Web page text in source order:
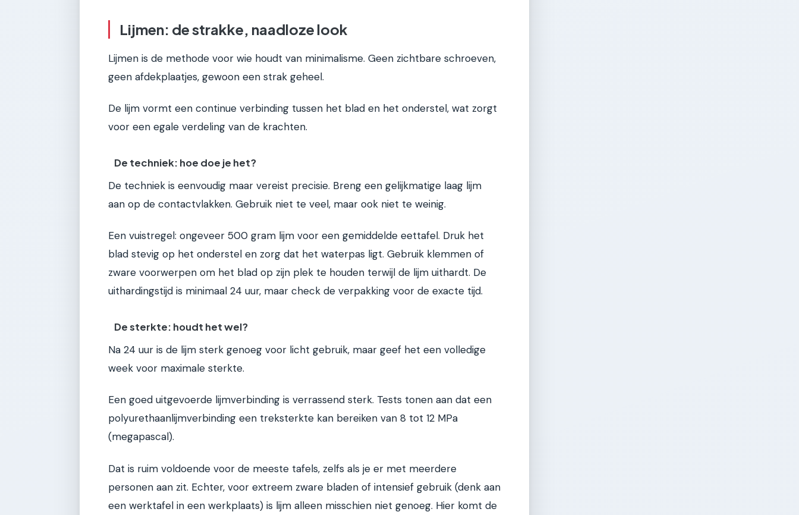
Lijmen: de strakke, naadloze look
Lijmen is de methode voor wie houdt van minimalisme. Geen zichtbare schroeven,
geen afdekplaatjes, gewoon een strak geheel.
De lijm vormt een continue verbinding tussen het blad en het onderstel, wat zorgt
voor een egale verdeling van de krachten.
De techniek: hoe doe je het?
De techniek is eenvoudig maar vereist precisie. Breng een gelijkmatige laag lijm
aan op de contactvlakken. Gebruik niet te veel, maar ook niet te weinig.
Een vuistregel: ongeveer 500 gram lijm voor een gemiddelde eettafel. Druk het
blad stevig op het onderstel en zorg dat het waterpas ligt. Gebruik klemmen of
zware voorwerpen om het blad op zijn plek te houden terwijl de lijm uithardt. De
uithardingstijd is minimaal 24 uur, maar check de verpakking voor de exacte tijd.
De sterkte: houdt het wel?
Na 24 uur is de lijm sterk genoeg voor licht gebruik, maar geef het een volledige
week voor maximale sterkte.
Een goed uitgevoerde lijmverbinding is verrassend sterk. Tests tonen aan dat een
polyurethaanlijmverbinding een treksterkte kan bereiken van 8 tot 12 MPa
(megapascal).
Dat is ruim voldoende voor de meeste tafels, zelfs als je er met meerdere
personen aan zit. Echter, voor extreem zware bladen of intensief gebruik (denk aan
een werktafel in een werkplaats) is lijm alleen misschien niet genoeg. Hier komt de